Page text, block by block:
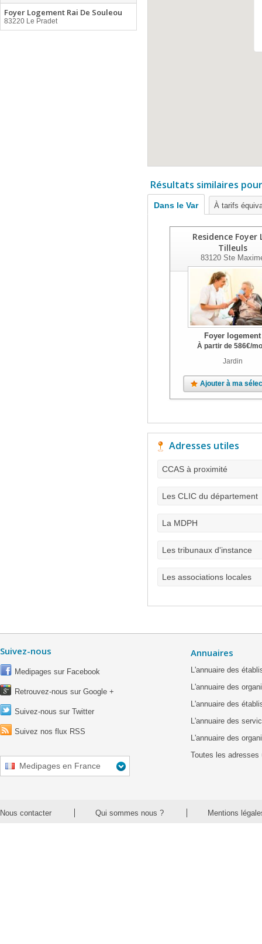
Foyer Logement Rai De Souleou
83220 Le Pradet
Résultats similaires
Dans le Var À tarifs
Residence Foyer
Tilleuls
83120 Ste
Foyer logement
À partir de 586€/
Jardin
Ajouter à ma
Adresses utiles
CCAS à proximité
Les CLIC du département
La MDPH
Les tribunaux d'instance
Les associations locales
Suivez-nous
Medipages sur Facebook
Retrouvez-nous sur Google +
Suivez-nous sur Twitter
Suivez nos flux RSS
Medipages en France
Annuaires
L'annuaire des
L'annuaire des
L'annuaire des
L'annuaire des
L'annuaire des
Toutes les adresses
Nous contacter Qui sommes nous ? Mentions